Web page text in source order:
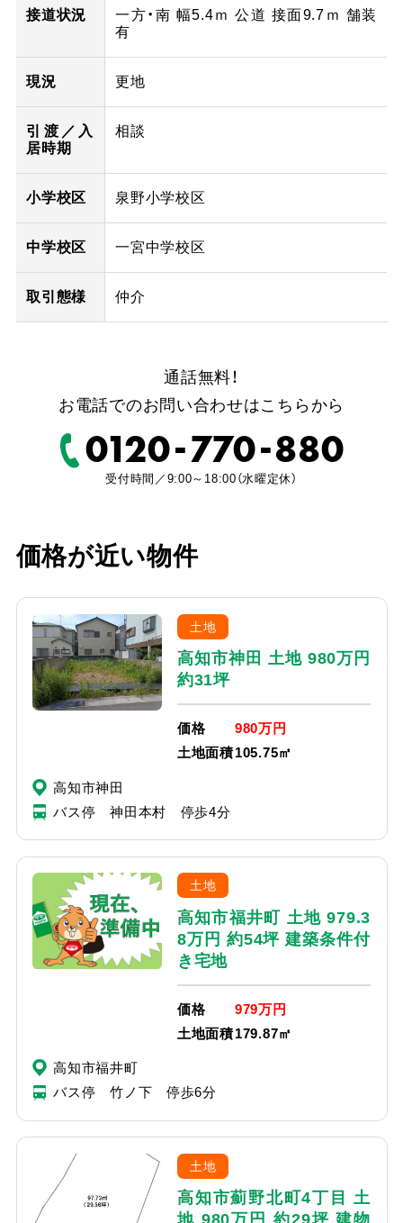
接道状況
一方・南 幅5.4ｍ 公道 接面9.7ｍ 舗装
有
現況 更地
引渡／入
居時期
相談
小学校区 泉野小学校区
中学校区 一宮中学校区
取引態様 仲介
通話無料！
お電話でのお問い合わせはこちらから
0120-770-880
受付時間／9:00～18:00（水曜定休）
価格が近い物件
土地
高知市神田 土地 980万円
約31坪
価格
980万円
土地面積105.75㎡
高知市神田
バス停 神田本村 停歩4分
土地
高知市福井町 土地 979.3
8万円 約54坪 建築条件付
き宅地
価格
979万円
土地面積179.87㎡
高知市福井町
バス停 竹ノ下 停歩6分
土地
高知市薊野北町4丁目 土